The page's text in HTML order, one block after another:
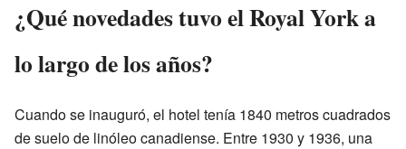
¿Qué novedades tuvo el Royal York a
lo largo de los años?
Cuando se inauguró, el hotel tenía 1840 metros cuadrados
de suelo de linóleo canadiense. Entre 1930 y 1936, una